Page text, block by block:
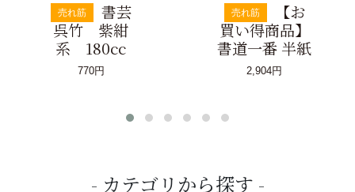
売れ筋
書芸
呉竹 紫紺
系 180cc
770円
売れ筋
【お
買い得商品】
書道一番 半紙
2,904円
カテゴリから探す